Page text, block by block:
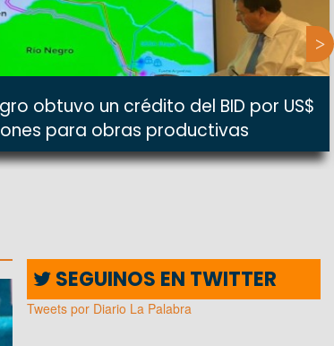
obtuvo un crédito del BID por US$
para obras productivas
SEGUINOS EN TWITTER
Tweets por Diario La Palabra